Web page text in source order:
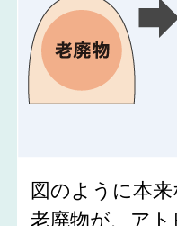
図のように本
老廃物が、ア